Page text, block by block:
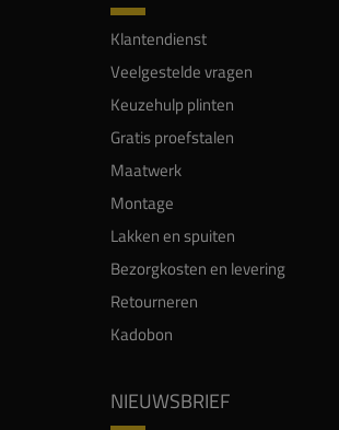
Klantendienst
Veelgestelde vragen
Keuzehulp plinten
Gratis proefstalen
Maatwerk
Montage
Lakken en spuiten
Bezorgkosten en levering
Retourneren
Kadobon
NIEUWSBRIEF